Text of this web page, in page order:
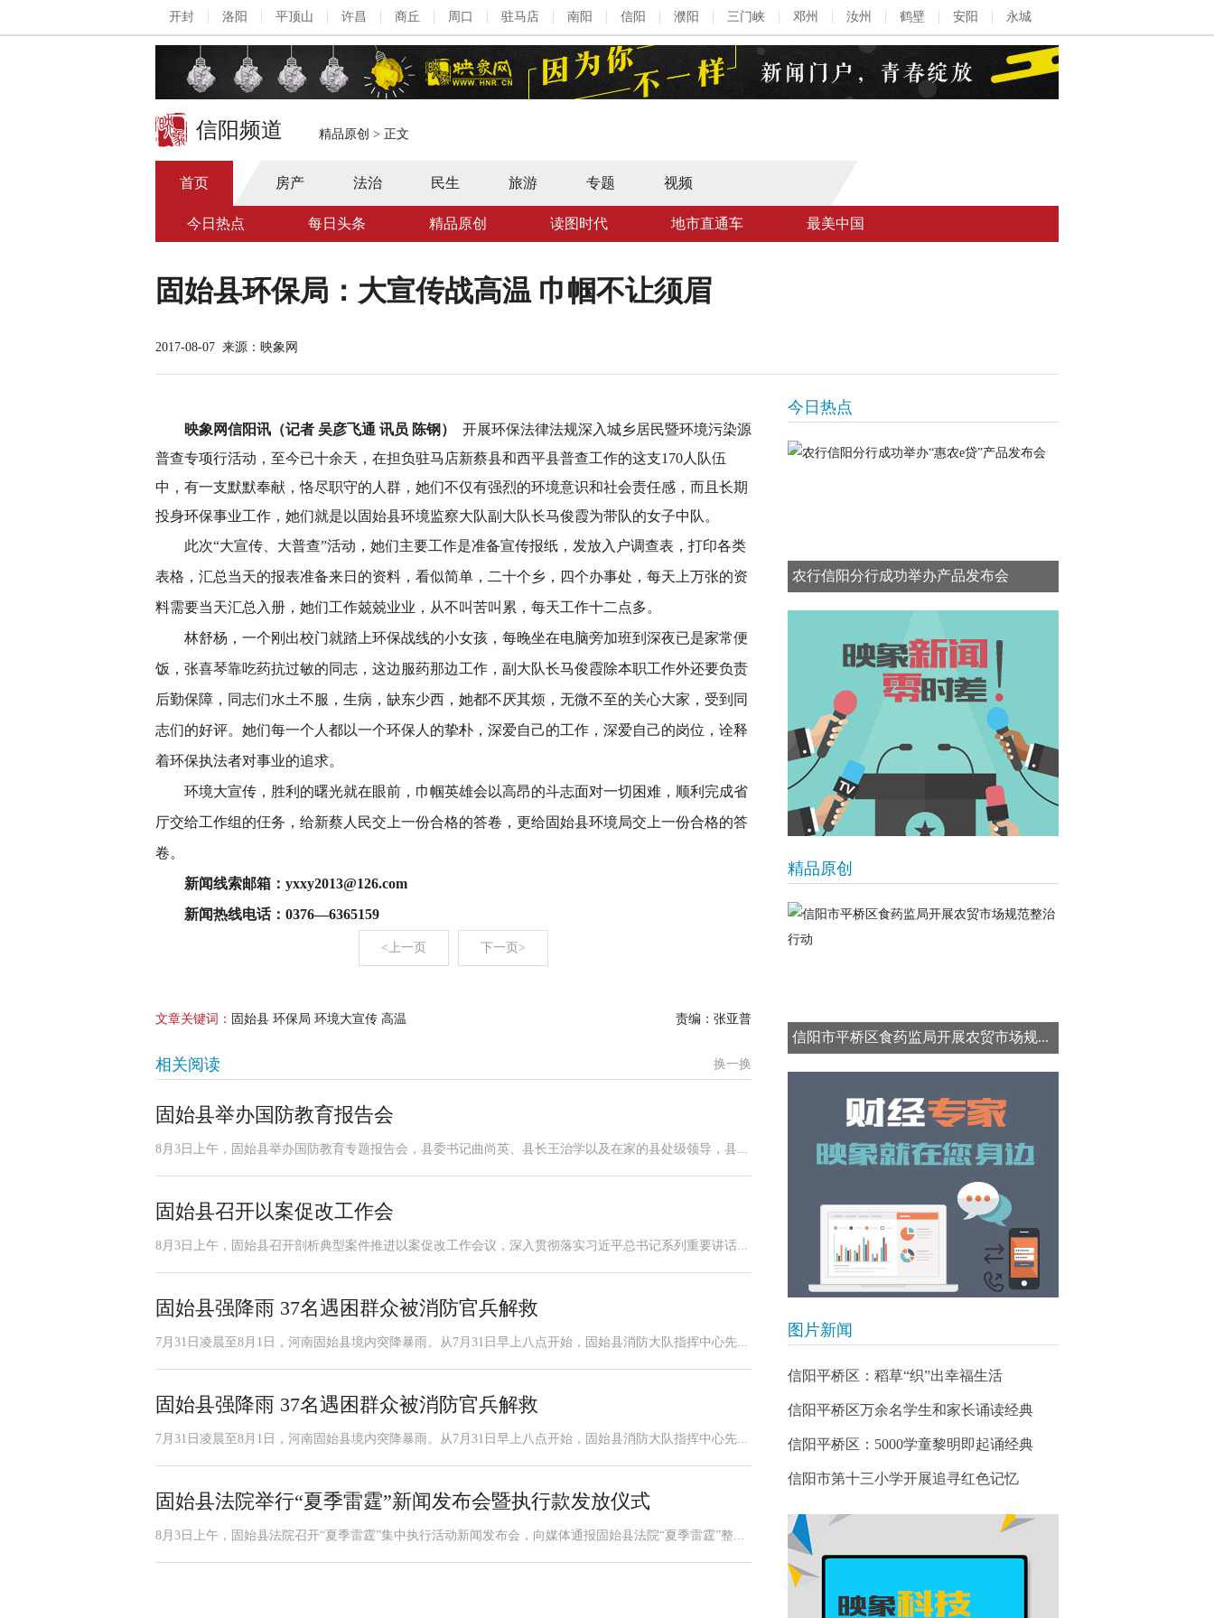
开封 洛阳 平顶山 许昌 商丘 周口 驻马店 南阳 信阳 濮阳 三门峡 邓州 汝州 鹤壁 安阳 永城
信阳频道 精品原创 > 正文
首页 房产 法治 民生 旅游 专题 视频
今日热点 每日头条 精品原创 读图时代 地市直通车 最美中国
固始县环保局：大宣传战高温 巾帼不让须眉
2017-08-07 来源：映象网
映象网信阳讯（记者 吴彦飞通 讯员 陈钢）
开展环保法律法规深入城乡居民暨环境污染源
普查专项行活动，至今已十余天，在担负驻马店新蔡县和西平县普查工作的这支170人队伍
中，有一支默默奉献，恪尽职守的人群，她们不仅有强烈的环境意识和社会责任感，而且长期
投身环保事业工作，她们就是以固始县环境监察大队副大队长马俊霞为带队的女子中队。
此次“大宣传、大普查”活动，她们主要工作是准备宣传报纸，发放入户调查表，打印各类
表格，汇总当天的报表准备来日的资料，看似简单，二十个乡，四个办事处，每天上万张的资
料需要当天汇总入册，她们工作兢兢业业，从不叫苦叫累，每天工作十二点多。
林舒杨，一个刚出校门就踏上环保战线的小女孩，每晚坐在电脑旁加班到深夜已是家常便
饭，张喜琴靠吃药抗过敏的同志，这边服药那边工作，副大队长马俊霞除本职工作外还要负责
后勤保障，同志们水土不服，生病，缺东少西，她都不厌其烦，无微不至的关心大家，受到同
志们的好评。她们每一个人都以一个环保人的挚朴，深爱自己的工作，深爱自己的岗位，诠释
着环保执法者对事业的追求。
环境大宣传，胜利的曙光就在眼前，巾帼英雄会以高昂的斗志面对一切困难，顺利完成省
厅交给工作组的仼务，给新蔡人民交上一份合格的答卷，更给固始县环境局交上一份合格的答
卷。
新闻线索邮箱：yxxy2013@126.com
新闻热线电话：0376—6365159
<上一页 下一页>
文章关键词： 固始县 环保局 环境大宣传 高温 责编：张亚普
相关阅读 换一换
固始县举办国防教育报告会
8月3日上午，固始县举办国防教育专题报告会，县委书记曲尚英、县长王治学以及在家的县处级领导，县...
固始县召开以案促改工作会
8月3日上午，固始县召开剖析典型案件推进以案促改工作会议，深入贯彻落实习近平总书记系列重要讲话...
固始县强降雨 37名遇困群众被消防官兵解救
7月31日凌晨至8月1日，河南固始县境内突降暴雨。从7月31日早上八点开始，固始县消防大队指挥中心先...
固始县强降雨 37名遇困群众被消防官兵解救
7月31日凌晨至8月1日，河南固始县境内突降暴雨。从7月31日早上八点开始，固始县消防大队指挥中心先...
固始县法院举行“夏季雷霆”新闻发布会暨执行款发放仪式
8月3日上午，固始县法院召开“夏季雷霆”集中执行活动新闻发布会，向媒体通报固始县法院“夏季雷霆”整...
今日热点
农行信阳分行成功举办产品发布会
精品原创
​信阳市平桥区食药监局开展农贸市场规...
图片新闻
信阳平桥区：稻草“织”出幸福生活
信阳平桥区万余名学生和家长诵读经典
信阳平桥区：5000学童黎明即起诵经典
信阳市第十三小学开展追寻红色记忆